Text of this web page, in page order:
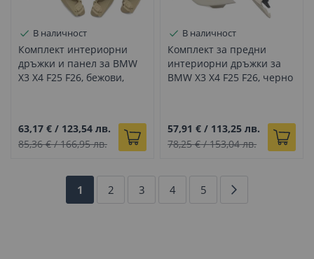
В наличност
Комплект интериорни
дръжки и панел за BMW
X3 X4 F25 F26, бежови,
63,17 € / 123,54 лв.
85,36 €/166,95 лв.
В наличност
Комплект за предни
интериорни дръжки за
BMW X3 X4 F25 F26, черно
57,91 € / 113,25 лв.
78,25 €/153,04 лв.
Страница
В
1 Страница
2 Страница
3 Страница
4 Страница
5